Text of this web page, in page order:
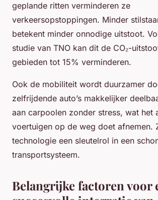
geplande ritten verminderen ze
verkeersopstoppingen. Minder
betekent minder onnodige uitstoot.
studie van TNO kan dit de CO₂-
gebieden tot 15% verminderen.
Ook de mobiliteit wordt duurzamer
zelfrijdende auto’s makkelijker
aan carpoolen zonder stress, wat het
voertuigen op de weg doet afnemen.
technologie een sleutelrol in een
transportsysteem.
Belangrijke factoren voor